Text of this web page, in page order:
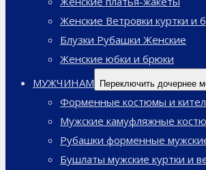
Женские Ветровки куртки и
Блузки Рубашки Женские
Женские юбки и брюки
МУЖЧИНАМ
Переключить дочернее
Форменные костюмы и
Мужские камуфляжные
Рубашки форменные
Бушлаты мужские куртки и